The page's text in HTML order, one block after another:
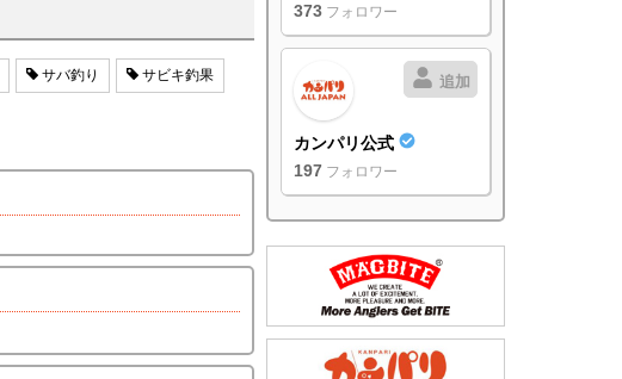
サバ釣り サビキ釣果
373 フォロワー
追加
カンパリ公式
197 フォロワー